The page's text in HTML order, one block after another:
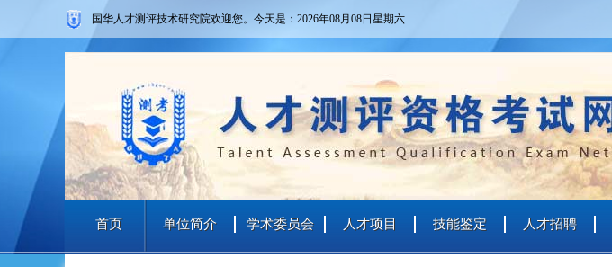
用户名
密 码
个人 企业
用户名
国华人才测评技术研究院欢迎您。 今天是：2026年08月08日 星期六
首页 单位简介 学术委员会 人才项目 技能鉴定 人才招聘